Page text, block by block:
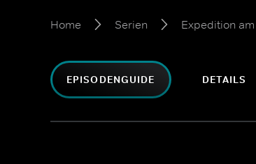
Home Serien Expedition
EPISODENGUIDE DETAILS